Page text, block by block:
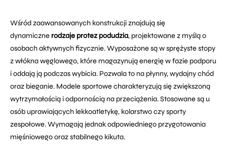
Wśród zaawansowanych konstrukcji znajdują się
dynamiczne rodzaje protez podudzia, projektowane z myślą o
osobach aktywnych fizycznie. Wyposażone są w sprężyste stopy
z włókna węglowego, które magazynują energię w fazie podporu
i oddają ją podczas wybicia. Pozwala to na płynny, wydajny chód
oraz bieganie. Modele sportowe charakteryzują się zwiększoną
wytrzymałością i odpornością na przeciążenia. Stosowane są u
osób uprawiających lekkoatletykę, kolarstwo czy sporty
zespołowe. Wymagają jednak odpowiedniego przygotowania
mięśniowego oraz stabilnego kikuta.